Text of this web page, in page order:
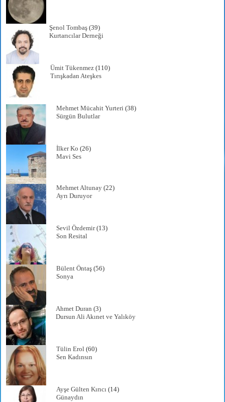
Şenol Tombaş (39)
Kurtarıcılar Derneği
Ümit Tükenmez (110)
Tırışkadan Ateşkes
Mehmet Mücahit Yurteri (38)
Sürgün Bulutlar
İlker Ko (26)
Mavi Ses
Mehmet Altunay (22)
Ayrı Duruyor
Sevil Özdemir(13)
Son Resital
Bülent Öntaş (56)
Sonya
Ahmet Duran (3)
Dursun Ali Akınet ve Yalıköy
Tülin Erol (60)
Sen Kadınsın
Ayşe Gülten Kırıcı (14)
Günaydın